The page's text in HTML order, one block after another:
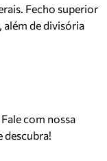
Fecho superior
além de divisória
com nossa
descubra!